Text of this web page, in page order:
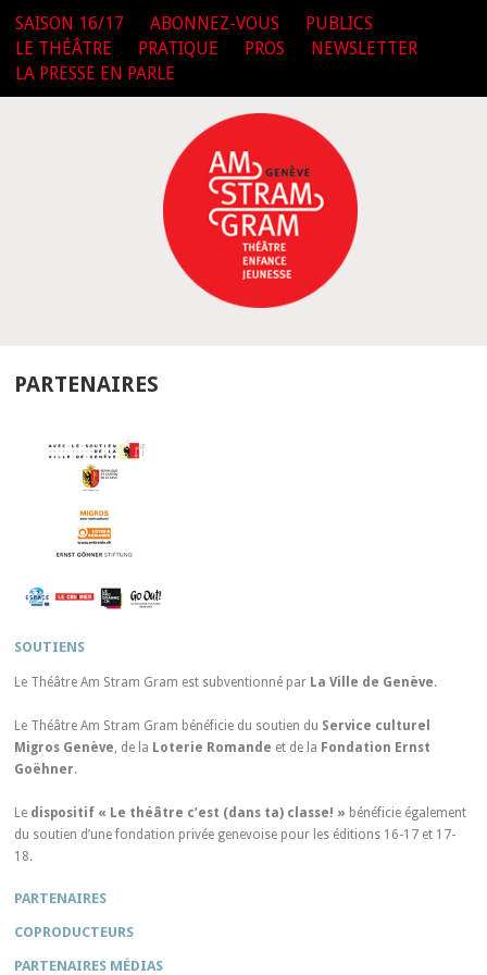
SAISON 16/17 ABONNEZ-VOUS
PUBLICS
LE THÉÂTRE
PRATIQUE PROS
NEWSLETTER
LA PRESSE EN PARLE
PARTENAIRES
SOUTIENS
Le Théâtre Am Stram Gram est subventionné par La Ville de Genève.
Le Théâtre Am Stram Gram bénéficie du soutien du Service culturel
Migros Genève, de la Loterie Romande et de la Fondation Ernst
Goëhner.
Le dispositif « Le théâtre c’est (dans ta) classe! » bénéficie également
du soutien d’une fondation privée genevoise pour les éditions 16-17 et 17-
18.
PARTENAIRES
COPRODUCTEURS
PARTENAIRES MÉDIAS